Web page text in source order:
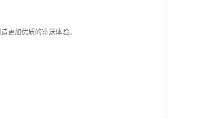
更加优质的寄送体验。